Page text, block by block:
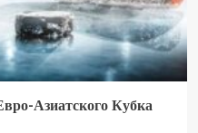
Азиатского Кубка